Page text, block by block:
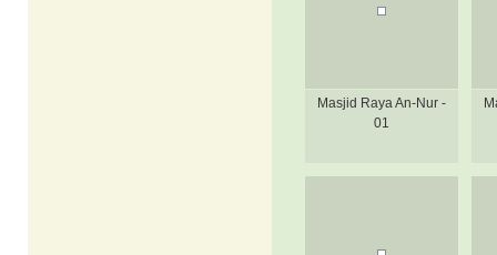
Masjid Raya An-Nur -
01